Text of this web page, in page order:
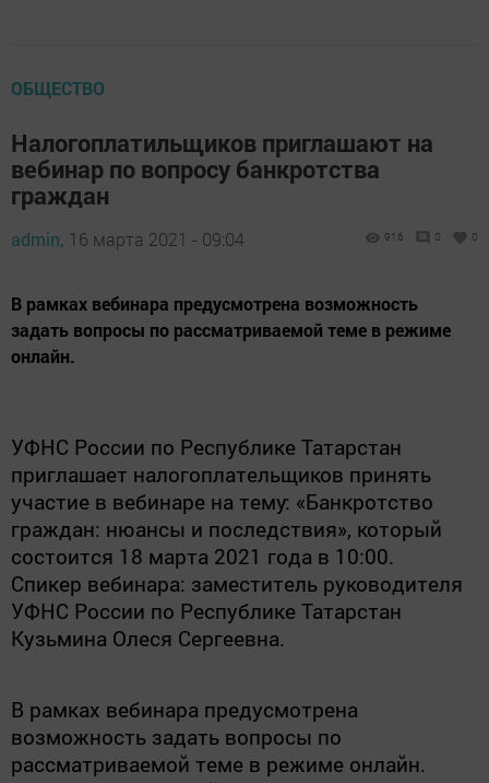
ОБЩЕСТВО
Налогоплатильщиков приглашают на
вебинар по вопросу банкротства
граждан
admin, 16 марта 2021 - 09:04 916 0 0
В рамках вебинара предусмотрена возможность
задать вопросы по рассматриваемой теме в режиме
онлайн.
УФНС России по Республике Татарстан
приглашает налогоплательщиков принять
участие в вебинаре на тему: «Банкротство
граждан: нюансы и последствия», который
состоится 18 марта 2021 года в 10:00.
Спикер вебинара: заместитель руководителя
УФНС России по Республике Татарстан
Кузьмина Олеся Сергеевна.
В рамках вебинара предусмотрена
возможность задать вопросы по
рассматриваемой теме в режиме онлайн.